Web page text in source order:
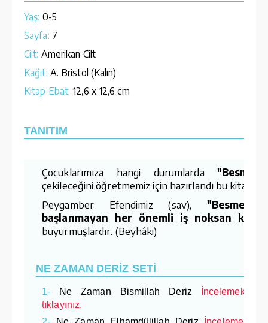
Yaş: 0-5
Sayfa: 7
Cilt: Amerikan Cilt
Kağıt: A. Bristol (Kalın)
Kitap Ebat: 12,6 x 12,6 cm
TANITIM
Çocuklarımıza hangi durumlarda
çekileceğini öğretmemiz için hazırlandı bu kitap.
Peygamber Efendimiz (sav),
başlanmayan her önemli iş noksan
buyurmuşlardır. (Beyhâki)
NE ZAMAN DERİZ SETİ
1- Ne Zaman Bismillah Deriz
İncelemek
tıklayınız.